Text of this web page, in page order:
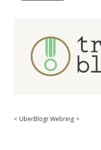
< UberBlogr Webring >